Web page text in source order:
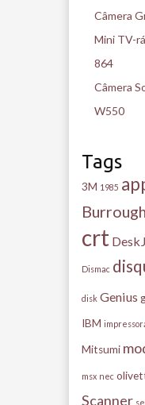
Câmera
Mini TV-
864
Câmera
W550
Tags
3M 1985
crt
Dismac
disk Genius
IBM
Mitsumi
msx nec
Scanner